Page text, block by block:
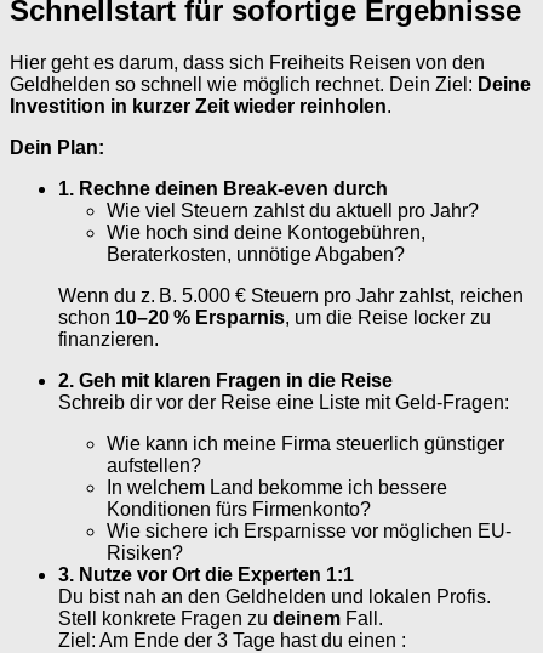
Schnellstart für sofortige Ergebnisse
Hier geht es darum, dass sich Freiheits Reisen von den
Geldhelden so schnell wie möglich rechnet. Dein Ziel: Deine
Investition in kurzer Zeit wieder reinholen.
Dein Plan:
1. Rechne deinen Break-even durch
Wie viel Steuern zahlst du aktuell pro Jahr?
Wie hoch sind deine Kontogebühren,
Beraterkosten, unnötige Abgaben?
Wenn du z. B. 5.000 € Steuern pro Jahr zahlst, reichen
schon 10–20 % Ersparnis, um die Reise locker zu
finanzieren.
2. Geh mit klaren Fragen in die Reise
Schreib dir vor der Reise eine Liste mit Geld-Fragen:
Wie kann ich meine Firma steuerlich günstiger
aufstellen?
In welchem Land bekomme ich bessere
Konditionen fürs Firmenkonto?
Wie sichere ich Ersparnisse vor möglichen EU-
Risiken?
3. Nutze vor Ort die Experten 1:1
Du bist nah an den Geldhelden und lokalen Profis.
Stell konkrete Fragen zu deinem Fall.
Ziel: Am Ende der 3 Tage hast du einen :